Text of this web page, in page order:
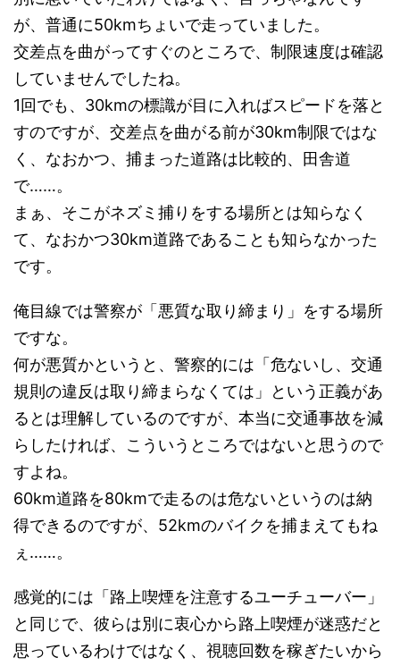
が、普通に50kmちょいで走っていました。
交差点を曲がってすぐのところで、制限速度は確認
していませんでしたね。
1回でも、30kmの標識が目に入ればスピードを落と
すのですが、交差点を曲がる前が30km制限ではな
く、なおかつ、捕まった道路は比較的、田舎道
で……。
まぁ、そこがネズミ捕りをする場所とは知らなく
て、なおかつ30km道路であることも知らなかった
です。
俺目線では警察が「悪質な取り締まり」をする場所
ですな。
何が悪質かというと、警察的には「危ないし、交通
規則の違反は取り締まらなくては」という正義があ
るとは理解しているのですが、本当に交通事故を減
らしたければ、こういうところではないと思うので
すよね。
60km道路を80kmで走るのは危ないというのは納
得できるのですが、52kmのバイクを捕まえてもね
ぇ……。
感覚的には「路上喫煙を注意するユーチューバー」
と同じで、彼らは別に衷心から路上喫煙が迷惑だと
思っているわけではなく、視聴回数を稼ぎたいから